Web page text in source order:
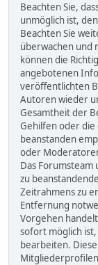
Beachten Sie,
unmöglich ist,
Beachten Sie
überwachen und
können die
angebotenen
veröffentlichten
Autoren wieder
Gesamtheit der
Gehilfen oder die
beanstanden
oder
Das Forumsteam
zu
Zeitrahmens zu
Entfernung
Vorgehen
sofort möglich
bearbeiten.